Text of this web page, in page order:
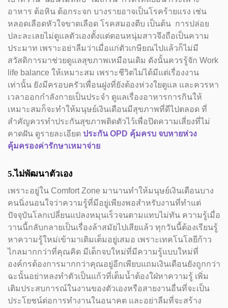
อาหาร ต้อหิน ต้อกระจก บางรายอาจเป็นโรคร้ายแรง เช่น
หลอดเลือดหัวใจขาดเลือด โรคสมองตีบ เป็นต้น การปล่อย
ปละละเลยไม่ดูแลตัวเองตั้งแต่ตอนหนุ่มสาวจึงถือเป็นความ
ประมาท เพราะอย่าลืมว่าเมื่อแก่ตัวเกษียณไปแล้วก็ไม่มี
สวัสดิการมาช่วยดูแลสุขภาพเหมือนเดิม ดังนั้นควรรู้จัก Work
life balance ให้เหมาะสม เพราะชีวิตไม่ได้มีแต่เรื่องงาน
เท่านั้น ยังมีครอบครัวเพื่อนฝูงที่ยังต้องห่วงใยดูแล และควรหา
เวลาออกกำลังกายเป็นประจำ ดูแลเรื่องอาหารการกินให้
เหมาะสมก็จะทำให้มนุษย์เงินเดือนมีสุขภาพที่ดีไปตลอด ที่
สำคัญควรทำประกันสุขภาพติดตัวไว้เพื่อปิดความเสี่ยงที่ไม่
คาดฝัน ดูรายละเอียด ประกัน OPD คุ้มครบ จบหายห่วง
คุ้มครองค่ารักษาเหมาจ่าย
5.ไม่พัฒนาตัวเอง
เพราะอยู่ใน Comfort Zone มานานทำให้มนุษย์เงินเดือนบาง
คนนิ่งนอนใจว่าความรู้ที่มีอยู่เพียงพอสำหรับงานที่ทำแต่
ปัจจุบันโลกเปลี่ยนแปลงหมุนเร็วจนตามแทบไม่ทัน ความรู้เมื่อ
วานนี้กลับกลายเป็นเรื่องล้าสมัยไปเสียแล้ว ทุกวันนี้ต้องเรียนรู้
หาความรู้ใหม่เข้ามาเติมเต็มอยู่เสมอ เพราะเทคโนโลยีก้าว
ไกลมากกว่าที่คุณคิด มีเด็กจบใหม่ที่มีความรู้แบบใหม่ที่
องค์กรต้องการมากกว่าคุณอยู่อีกเพียบแถมเงินเดือนยังถูกกว่า
ฉะนั้นอย่าหลงทำตัวเป็นแก้วที่เต็มน้ำต้องใฝ่หาความรู้ เพิ่ม
เติมประสบการณ์ในงานของตัวเองหรือสายงานอื่นที่จะเป็น
ประโยชน์ต่อการทำงานในอนาคต และอย่าลืมที่จะสร้าง